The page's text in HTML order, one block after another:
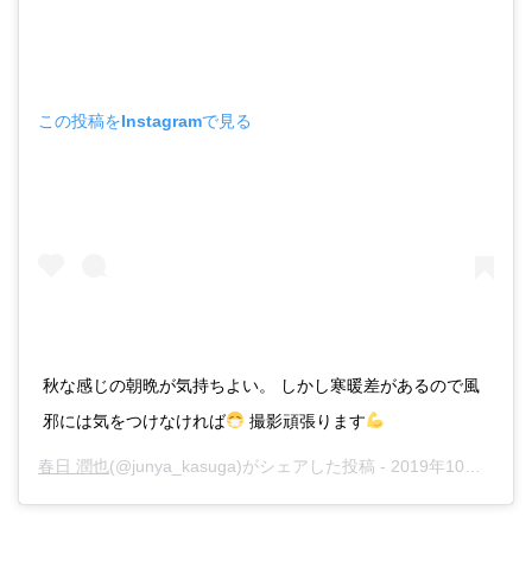
この投稿をInstagramで見る
秋な感じの朝晩が気持ちよい。 しかし寒暖差があるので風
邪には気をつけなければ
撮影頑張ります
春日 潤也 (@junya_kasuga)がシェアした投稿 - 2019年10月月7日午後5時06分PDT